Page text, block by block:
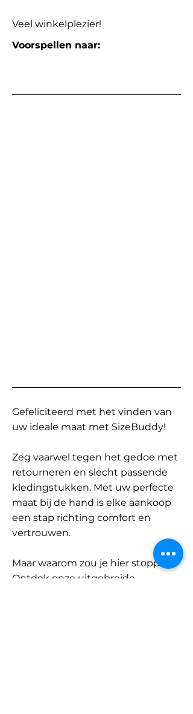
Veel winkelplezier!
Voorspellen naar:
Gefeliciteerd met het vinden van
uw ideale maat met SizeBuddy!
Zeg vaarwel tegen het gedoe met
retourneren en slecht passende
kledingstukken. Met uw perfecte
maat bij de hand is elke aankoop
een stap richting comfort en
vertrouwen.
Maar waarom zou je hier stoppen?
Ontdek onze uitgebreide